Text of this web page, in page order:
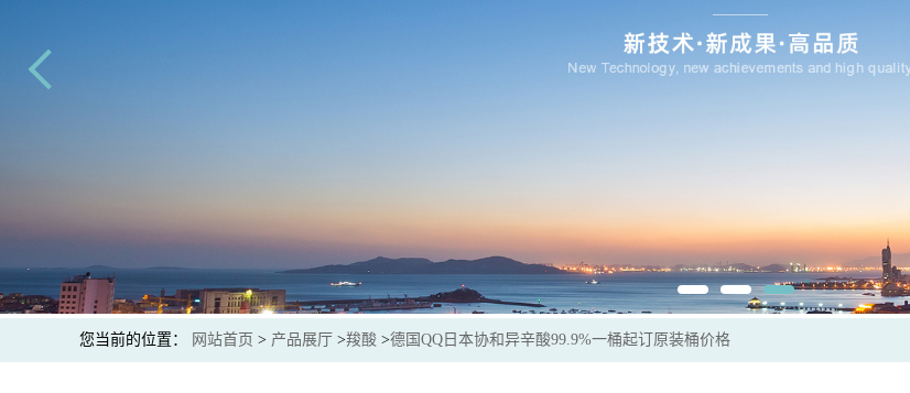
您当前的位置： 网站首页 > 产品展厅 >羧酸 >德国QQ日本协和异辛酸99.9%一桶起订原装桶价格